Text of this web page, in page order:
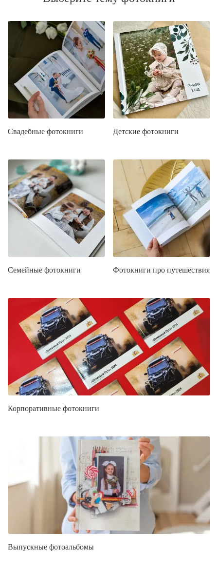
Свадебные фотокниги Детские фотокниги
Семейные фотокниги Фотокниги про путешествия
Корпоративные фотокниги
Выпускные фотоальбомы